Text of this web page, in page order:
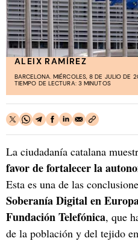
ALEIX RAMÍREZ
BARCELONA. MIÉRCOLES, 8 DE JULIO DE
TIEMPO DE LECTURA: 3 MINUTOS
La ciudadanía catalana
favor de fortalecer la
Esta es una de las
Soberanía Digital en
Fundación Telefónica, que
de la población y del tejido